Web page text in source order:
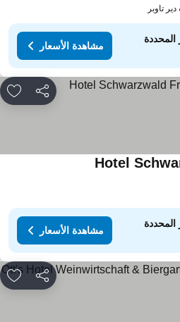
تاوبر
مشاهدة الأسعار
مشاركة
Hotel
مشاهدة الأسعار
مشاركة